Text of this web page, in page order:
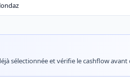
sélectionnée et vérifie le cashflow